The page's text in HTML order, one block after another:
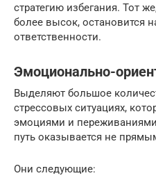
стратегию избегания. Тот
более высок, остановится
ответственности.
Эмоционально-
Выделяют большое
стрессовых ситуациях,
эмоциями и
путь оказывается не
Они следующие: